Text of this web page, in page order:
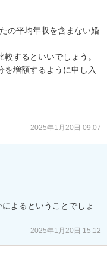
の平均年収を含まない婚
するといいでしょう。
を増額するように申し入
2025年1月20日 09:07
よるということでしょ
2025年1月20日 15:12